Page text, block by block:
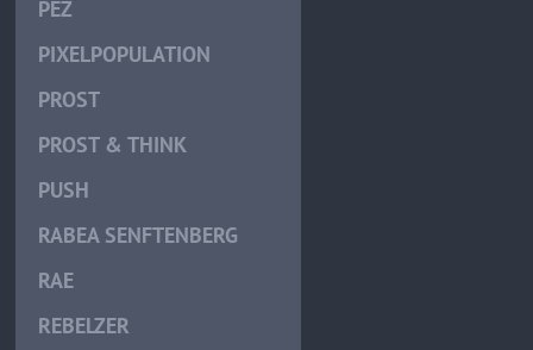
PEZ
PIXELPOPULATION
PROST
PROST & THINK
PUSH
RABEA SENFTENBERG
RAE
REBELZER